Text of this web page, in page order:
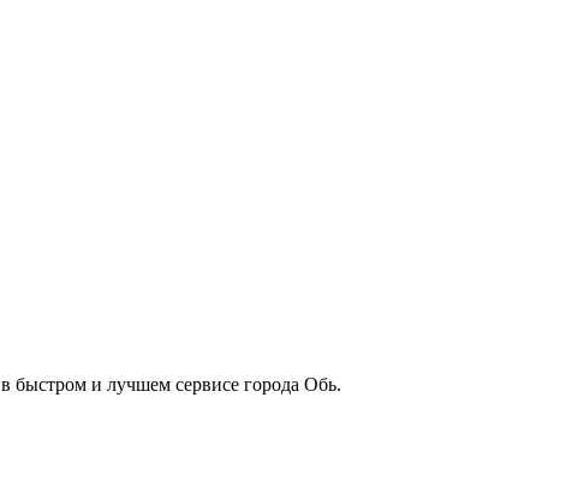
быстром и лучшем сервисе города Обь.